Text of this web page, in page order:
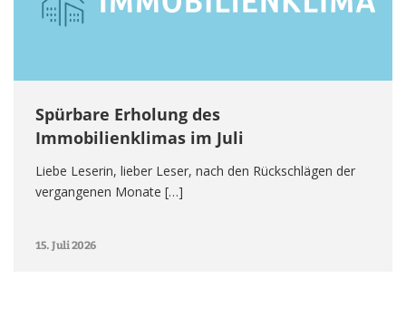
Spürbare Erholung des
Immobilienklimas im Juli
Liebe Leserin, lieber Leser, nach den Rückschlägen der
vergangenen Monate […]
15. Juli 2026